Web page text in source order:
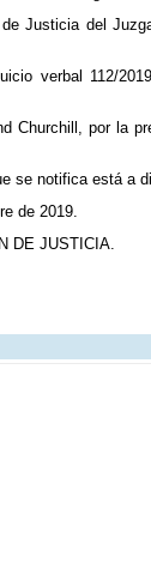
Justicia del
verbal 112/
Churchill, por la
se notifica está a
de 2019.
DE JUSTICIA.